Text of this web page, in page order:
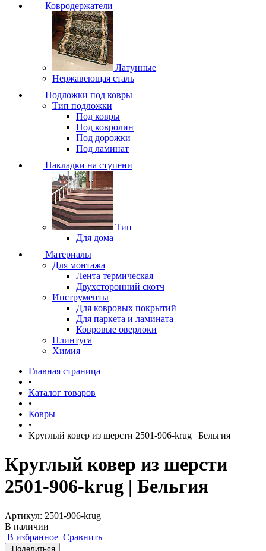
Ковродержатели
Латунные
Нержавеющая сталь
Подложки под ковры
Тип подложки
Под ковры
Под ковролин
Под дорожки
Под ламинат
Накладки на ступени
Тип
Для дома
Материалы
Для монтажа
Лента термическая
Двухсторонний скотч
Инструменты
Для ковровых покрытий
Для паркета и ламината
Ковровые оверлоки
Плинтуса
Химия
Главная страница
•
Каталог товаров
•
Ковры
•
Круглый ковер из шерсти 2501-906-krug | Бельгия
Круглый ковер из шерсти
2501-906-krug | Бельгия
Артикул: 2501-906-krug
В наличии
В избранное Сравнить
Поделиться